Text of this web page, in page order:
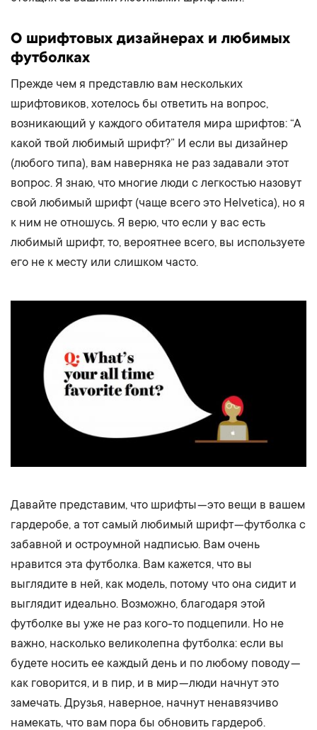
О шрифтовых дизайнерах и любимых
футболках
Прежде чем я представлю вам нескольких
шрифтовиков, хотелось бы ответить на вопрос,
возникающий у каждого обитателя мира шрифтов: “А
какой твой любимый шрифт?” И если вы дизайнер
(любого типа), вам наверняка не раз задавали этот
вопрос. Я знаю, что многие люди с легкостью назовут
свой любимый шрифт (чаще всего это Helvetica), но я
к ним не отношусь. Я верю, что если у вас есть
любимый шрифт, то, вероятнее всего, вы используете
его не к месту или слишком часто.
Давайте представим, что шрифты — это вещи в вашем
гардеробе, а тот самый любимый шрифт — футболка с
забавной и остроумной надписью. Вам очень
нравится эта футболка. Вам кажется, что вы
выглядите в ней, как модель, потому что она сидит и
выглядит идеально. Возможно, благодаря этой
футболке вы уже не раз кого-то подцепили. Но не
важно, насколько великолепна футболка: если вы
будете носить ее каждый день и по любому поводу —
как говорится, и в пир, и в мир — люди начнут это
замечать. Друзья, наверное, начнут ненавязчиво
намекать, что вам пора бы обновить гардероб.